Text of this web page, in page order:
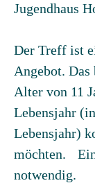
Der Treff ist
Angebot. Das
Alter von 11
Lebensjahr
Lebensjahr)
möchten.
notwendig.